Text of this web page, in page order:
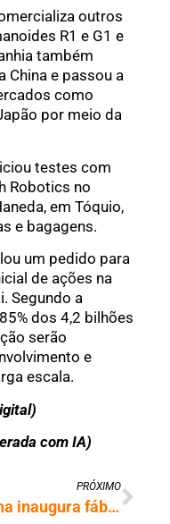
outros
R1 e G1 e
também
China e passou a
como
por meio da
testes com
Robotics no
em Tóquio,
e bagagens.
um pedido para
de ações na
Segundo a
dos 4,2 bilhões
serão
e
escala.
com IA)
PRÓXIMO
China inaugura fábrica onde robôs humanoides produzem outros robôs